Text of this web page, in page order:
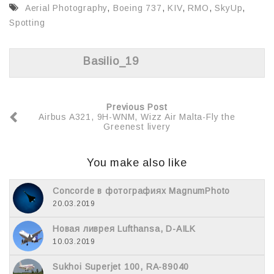
o
o
k
в
т
ь
Aerial Photography, Boeing 737,KIV,RMO,SkyUp,
Spotting
Basilio_19
Previous Post
Airbus A321, 9H-WNM, Wizz Air Malta-Fly the
Greenest livery
You make also like
Concorde в фотографиях MagnumPhoto
20.03.2019
Новая ливрея Lufthansa, D-AILK
10.03.2019
Sukhoi Superjet 100, RA-89040